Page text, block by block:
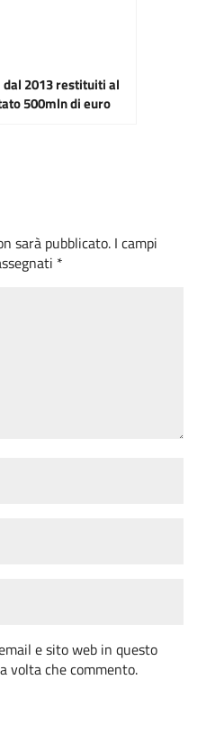
dal 2013 restituiti al
500mln di euro
sarà pubblicato. I campi
*
e sito web in questo
volta che commento.